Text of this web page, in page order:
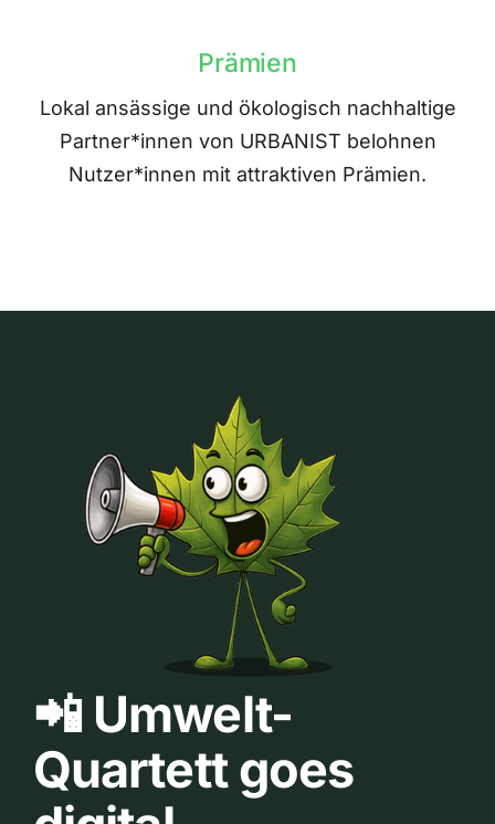
Prämien
Lokal ansässige und ökologisch nachhaltige
Partner*innen von URBANIST belohnen
Nutzer*innen mit attraktiven Prämien.
📲 Umwelt-
Quartett goes